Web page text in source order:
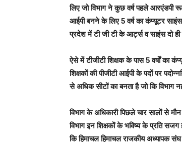
लिए जो विभाग ने कुछ वर्ष पहले आरएंडपी
आईपी बनने के लिए 5 वर्ष का कंप्यूटर
प्रदेश में टी जी टी के आर्ट्स व साइंस दो ही
ऐसे में टीजीटी शिक्षक के पास 5 वर्षों
शिक्षकों की पीजीटी आईपी के पदों पर
से अधिक सीटों का बनता है जो कि विभाग
विभाग के अधिकारी पिछले चार सालों से
विभाग इन शिक्षकों के भविष्य के प्रति
कि हिमाचल हिमाचल राजकीय अध्यापक